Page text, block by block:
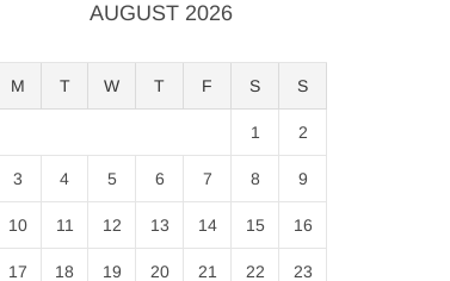
AUGUST 2026
M T W T F S S
1 2
3 4 5 6 7 8 9
10 11 12 13 14 15 16
17 18 19 20 21 22 23